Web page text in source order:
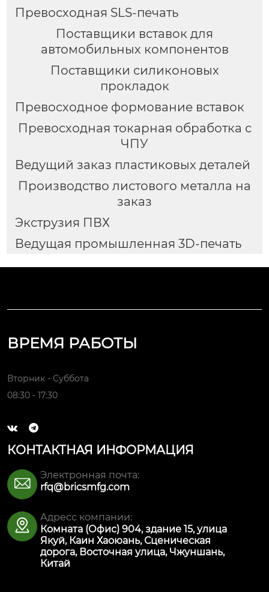
Превосходная SLS-печать
Поставщики вставок для
автомобильных компонентов
Поставщики силиконовых
прокладок
Превосходное формование вставок
Превосходная токарная обработка с
ЧПУ
Ведущий заказ пластиковых деталей
Производство листового металла на
заказ
Экструзия ПВХ
Ведущая промышленная 3D-печать
ВРЕМЯ РАБОТЫ
Вторник - Суббота
08:30 - 17:30
 
КОНТАКТНАЯ ИНФОРМАЦИЯ

Электронная почта:
rfq@bricsmfg.com

Адресс компании:
Комната (Офис) 904, здание 15, улица
Якуй, Каин Хаоюань, Сценическая
дорога, Восточная улица, Чжуншань,
Китай